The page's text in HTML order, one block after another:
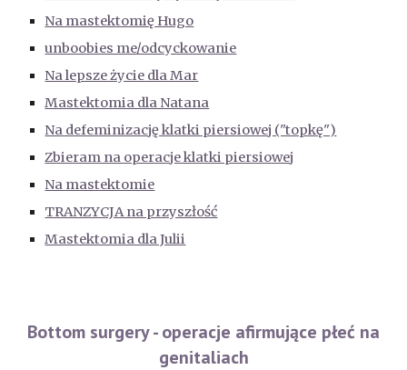
Na mastektomię Hugo
unboobies me/odcyckowanie
Na lepsze życie dla Mar
Mastektomia dla Natana
Na defeminizację klatki piersiowej ("topkę")
Zbieram na operacje klatki piersiowej
Na mastektomie
TRANZYCJA na przyszłość
Mastektomia dla Julii
Bottom surgery - operacje afirmujące płeć na
genitaliach